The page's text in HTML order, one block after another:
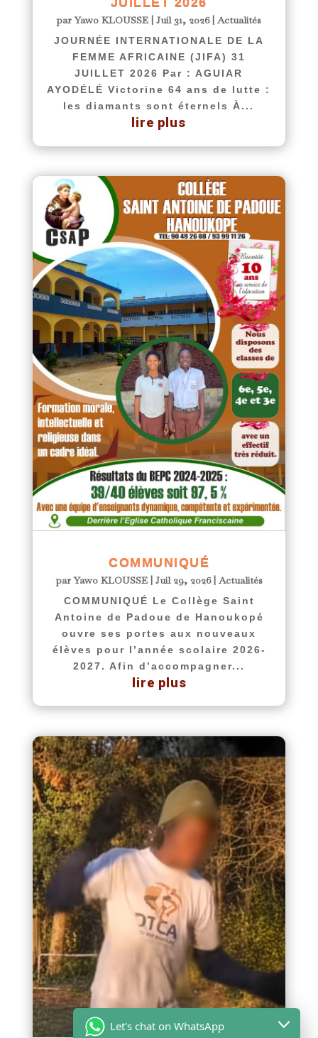
parYawo KLOUSSE |Juil 31, 2026|Actualités
JOURNÉE INTERNATIONALE DE LA
FEMME AFRICAINE (JIFA) 31
JUILLET 2026 Par : AGUIAR
AYODÉLÉ Victorine 64 ans de lutte :
les diamants sont éternels À...
lire plus
COMMUNIQUÉ
parYawo KLOUSSE| Juil 29, 2026|Actualités
COMMUNIQUÉ Le Collège Saint
Antoine de Padoue de Hanoukopé
ouvre ses portes aux nouveaux
élèves pour l’année scolaire 2026-
2027. Afin d’accompagner...
lire plus
Let's chat on WhatsApp